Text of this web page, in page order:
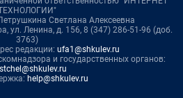
Светлана Алексеевна
ул. Ленина, д. 156, 8 (347) 286-51-96 (доб.
3763)
редакции: ufa1@shkulev.ru
и государственных органов:
help@shkulev.ru